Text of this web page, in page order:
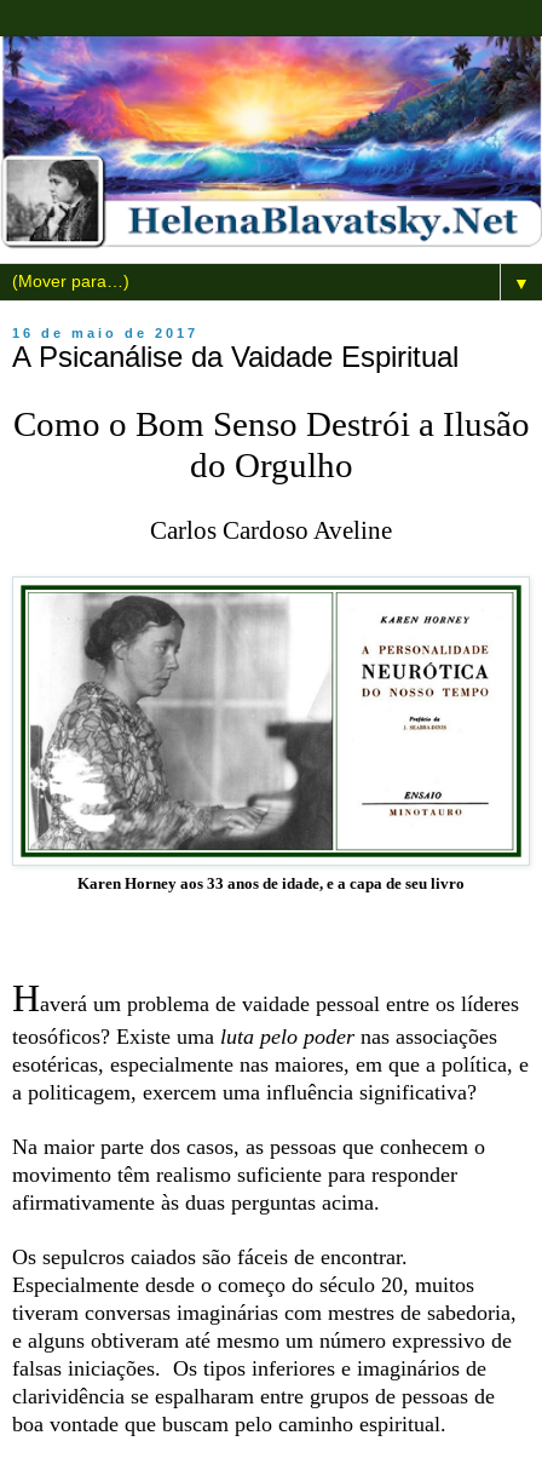
▼
16 de maio de 2017
A Psicanálise da Vaidade Espiritual
Como o Bom Senso Destrói a Ilusão
do Orgulho
Carlos Cardoso Aveline
Karen Horney aos 33 anos de idade, e a capa de seu livro
Haverá um problema de vaidade pessoal entre os líderes
teosóficos? Existe uma luta pelo poder nas associações
esotéricas, especialmente nas maiores, em que a política, e
a politicagem, exercem uma influência significativa?
Na maior parte dos casos, as pessoas que conhecem o
movimento têm realismo suficiente para responder
afirmativamente às duas perguntas acima.
Os sepulcros caiados são fáceis de encontrar.
Especialmente desde o começo do século 20, muitos
tiveram conversas imaginárias com mestres de sabedoria,
e alguns obtiveram até mesmo um número expressivo de
falsas iniciações. Os tipos inferiores e imaginários de
clarividência se espalharam entre grupos de pessoas de
boa vontade que buscam pelo caminho espiritual.